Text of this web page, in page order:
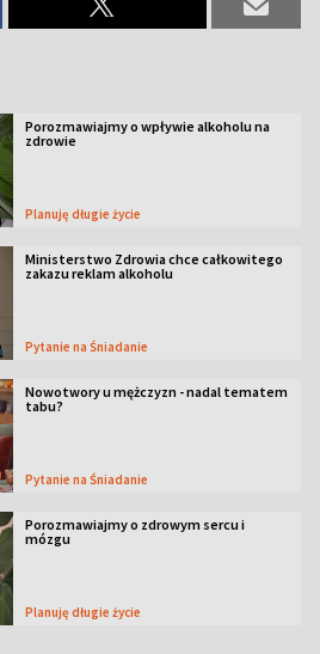
Porozmawiajmy o wpływie alkoholu na
zdrowie
Planuję długie życie
Ministerstwo Zdrowia chce całkowitego
zakazu reklam alkoholu
Pytanie na Śniadanie
Nowotwory u mężczyzn - nadal tematem
tabu?
Pytanie na Śniadanie
Porozmawiajmy o zdrowym sercu i
mózgu
Planuję długie życie